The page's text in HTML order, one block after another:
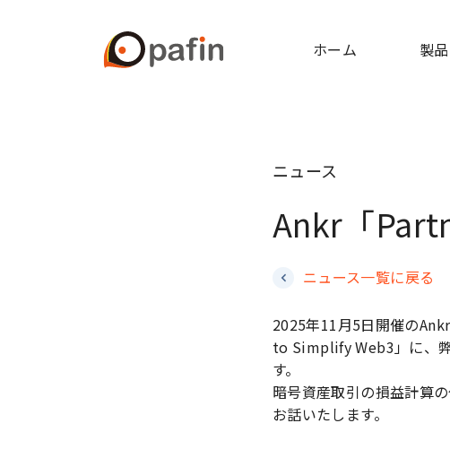
ホーム 製
ニュース
Ankr「
ニュース一覧に戻る
2025年11月5日開催の
to Simplify Web3」に、
す。
暗号資産取引の損益計算
お話いたします。